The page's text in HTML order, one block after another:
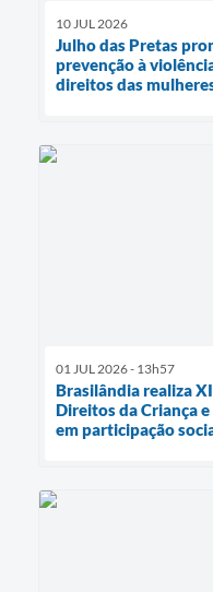
10 JUL 2026
Julho das Pretas
prevenção à
direitos das
01 JUL 2026 - 13h57
Brasilândia realiza
Direitos da Criança
em participação